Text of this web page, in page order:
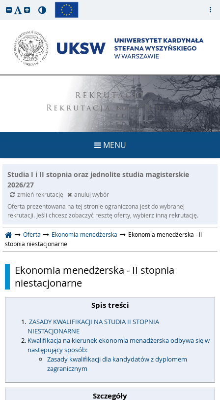
REKRUTACJA
Rekrutacja na studia
MENU
Studia I i II stopnia oraz jednolite studia magisterskie
2026/27
zmień rekrutację
anuluj wybór
Oferta prezentowana na tej stronie ograniczona jest do wybranej
rekrutacji. Jeśli chcesz zobaczyć resztę oferty, wybierz inną rekrutację.
Oferta Ekonomia menedżerska
Ekonomia menedżerska - II
stopnia niestacjonarne
Ekonomia menedżerska - II stopnia
niestacjonarne
Spis treści
ZASADY KWALIFIKACJI NA STUDIA II STOPNIA
NIESTACJONARNE
Kwalifikacja na kierunek ekonomia menadżerska odbywa się w
następujący sposób:
Zasady kwalifikacji dla kandydatów z dyplomem
zagranicznym
Szczegóły